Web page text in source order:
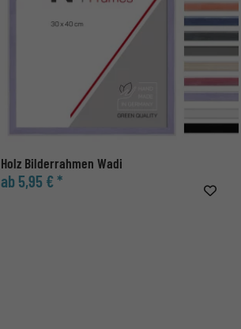
Holz Bilderrahmen Wadi
ab 5,95 € *